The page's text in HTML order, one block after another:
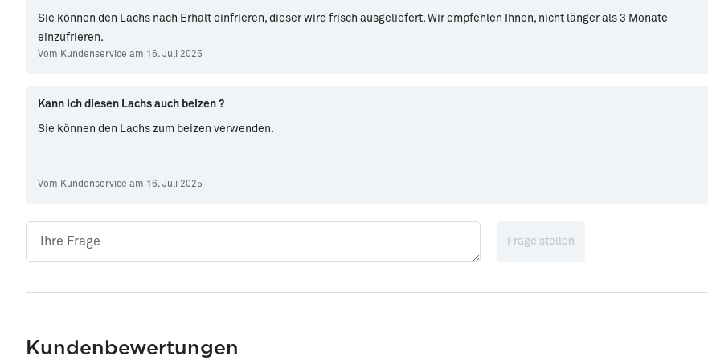
Sie können den Lachs nach Erhalt einfrieren, dieser wird frisch ausgeliefert. Wir empfehlen Ihnen, nicht länger als 3 Monate
einzufrieren.
Vom Kundenservice am 16. Juli 2025
Kann ich diesen Lachs auch beizen ?
Sie können den Lachs zum beizen verwenden.
Vom Kundenservice am 16. Juli 2025
Frage stellen
Kundenbewertungen